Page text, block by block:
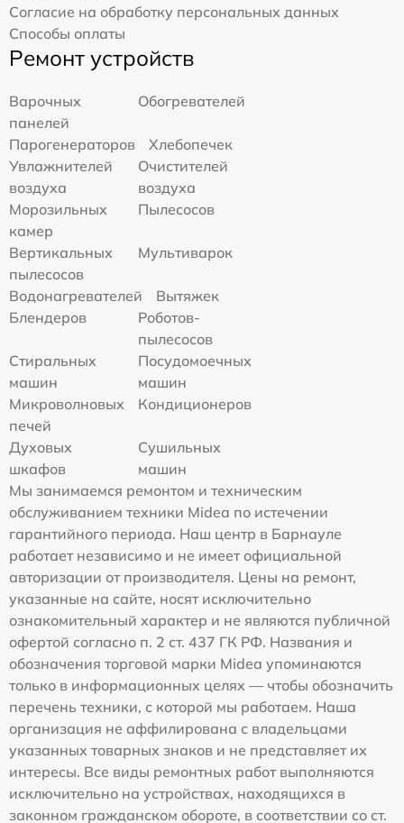
Согласие на обработку персональных данных
Способы оплаты
Ремонт устройств
Варочных
панелей
Обогревателей
Парогенераторов
Хлебопечек
Увлажнителей
воздуха
Очистителей
воздуха
Морозильных
камер
Пылесосов
Вертикальных
пылесосов
Мультиварок
Водонагревателей
Вытяжек
Блендеров
Роботов-
пылесосов
Стиральных
машин
Посудомоечных
машин
Микроволновых
печей
Кондиционеров
Духовых
шкафов
Сушильных
машин
Мы занимаемся ремонтом и техническим
обслуживанием техники Midea по истечении
гарантийного периода. Наш центр в Барнауле
работает независимо и не имеет официальной
авторизации от производителя. Цены на ремонт,
указанные на сайте, носят исключительно
ознакомительный характер и не являются публичной
офертой согласно п. 2 ст. 437 ГК РФ. Названия и
обозначения торговой марки Midea упоминаются
только в информационных целях — чтобы обозначить
перечень техники, с которой мы работаем. Наша
организация не аффилирована с владельцами
указанных товарных знаков и не представляет их
интересы. Все виды ремонтных работ выполняются
исключительно на устройствах, находящихся в
законном гражданском обороте, в соответствии со ст.